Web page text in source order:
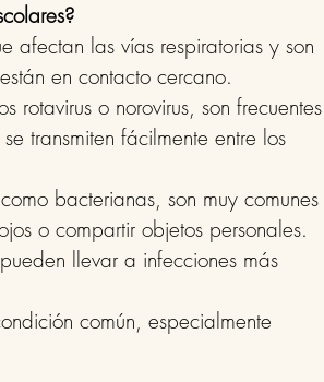
afectan las vías respiratorias y son
en contacto cercano.
rotavirus o norovirus, son frecuentes
transmiten fácilmente entre los
bacterianas, son muy comunes
o compartir objetos personales.
llevar a infecciones más
común, especialmente